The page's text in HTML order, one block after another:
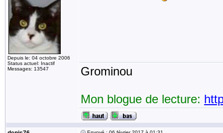
Depuis le: 04 octobre 2006
Status actuel: Inactif
Messages: 13547
Grominou
Mon blogue de lecture: